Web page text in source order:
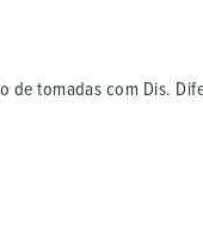
de tomadas com Dis.